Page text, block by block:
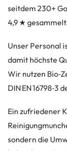
seitdem 230+
4,9 ★
Unser Personal
damit höchste
Wir nutzen
DIN EN
Ein zufriedener
sondern die